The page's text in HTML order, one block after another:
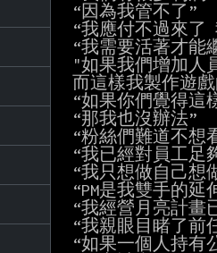
“因為我管不了”
“我應付不過來了
“我需要活著才能
"如果我們增加人
而這樣我製作遊
“如果你們覺得這
“那我也沒辦法”
“粉絲們難道不想
“我已經對員工足
“我只想做自己想
“PM是我雙手的延
“我經營月亮計畫
“我親眼目睹了前
“如果一個人持有